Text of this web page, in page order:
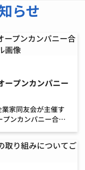
らせ
ープンカンパニー
家同友会が主催す
ンカンパニー合同